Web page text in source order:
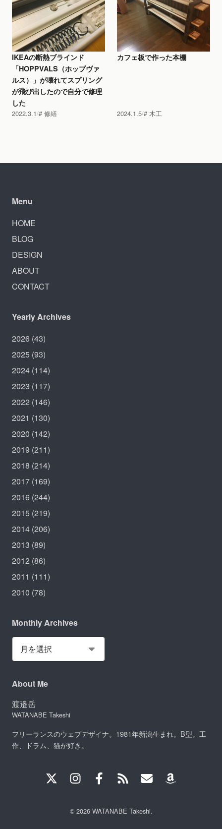
IKEAの断熱ブラインド
「HOPPVALS（ホップヴァ
ルス）」が壊れてスプリング
が飛び出したので自分で修理
した
2022.3.1 修繕
カフェ板で作った本棚
2024.1.5 木工
Menu
HOME
BLOG
DESIGN
ABOUT
CONTACT
Yearly Archives
2026 (43)
2025 (93)
2024 (114)
2023 (117)
2022 (146)
2021 (130)
2020 (142)
2019 (211)
2018 (214)
2017 (169)
2016 (244)
2015 (219)
2014 (206)
2013 (89)
2012 (86)
2011 (111)
2010 (78)
Monthly Archives
About Me
渡邉岳
WATANABE Takeshi
フリーランスのウェブデザイナ。1981年新潟生まれ。B型。工
作、ドラム、猫が好き。
© 2026 WATANABE Takeshi.